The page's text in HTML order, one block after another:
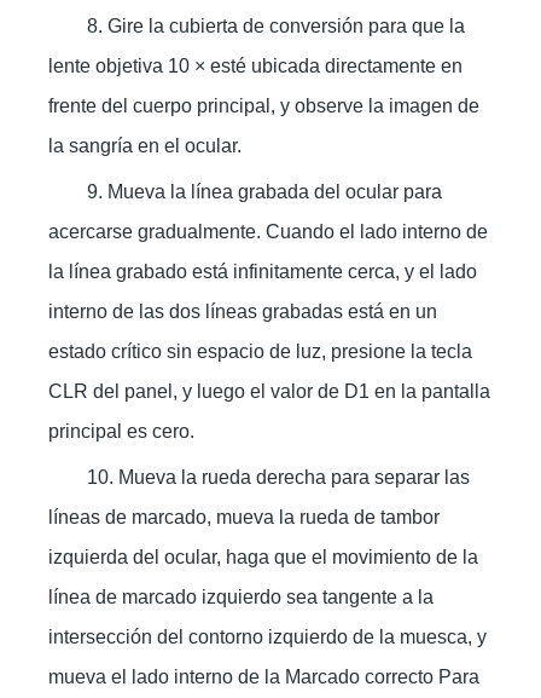
8. Gire la cubierta de conversión para que la
lente objetiva 10 × esté ubicada directamente en
frente del cuerpo principal, y observe la imagen de
la sangría en el ocular.
9. Mueva la línea grabada del ocular para
acercarse gradualmente. Cuando el lado interno de
la línea grabado está infinitamente cerca, y el lado
interno de las dos líneas grabadas está en un
estado crítico sin espacio de luz, presione la tecla
CLR del panel, y luego el valor de D1 en la pantalla
principal es cero.
10. Mueva la rueda derecha para separar las
líneas de marcado, mueva la rueda de tambor
izquierda del ocular, haga que el movimiento de la
línea de marcado izquierdo sea tangente a la
intersección del contorno izquierdo de la muesca, y
mueva el lado interno de la Marcado correcto Para